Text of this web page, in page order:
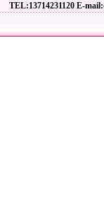
TEL:13714231120 E-mail: